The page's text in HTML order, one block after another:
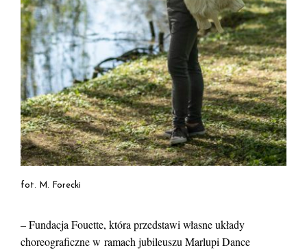
fot. M. Forecki
– Fundacja Fouette, która przedstawi własne układy
choreograficzne w ramach jubileuszu Marlupi Dance